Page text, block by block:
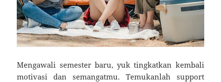
Mengawali semester baru, yuk tingkatkan kembali
motivasi dan semangatmu. Temukanlah support